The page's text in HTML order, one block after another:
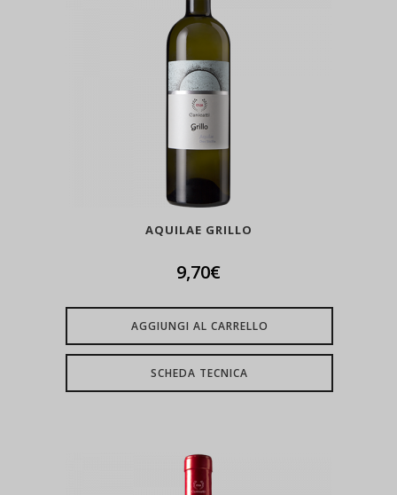
AQUILAE GRILLO
9,70€
AGGIUNGI AL CARRELLO
SCHEDA TECNICA